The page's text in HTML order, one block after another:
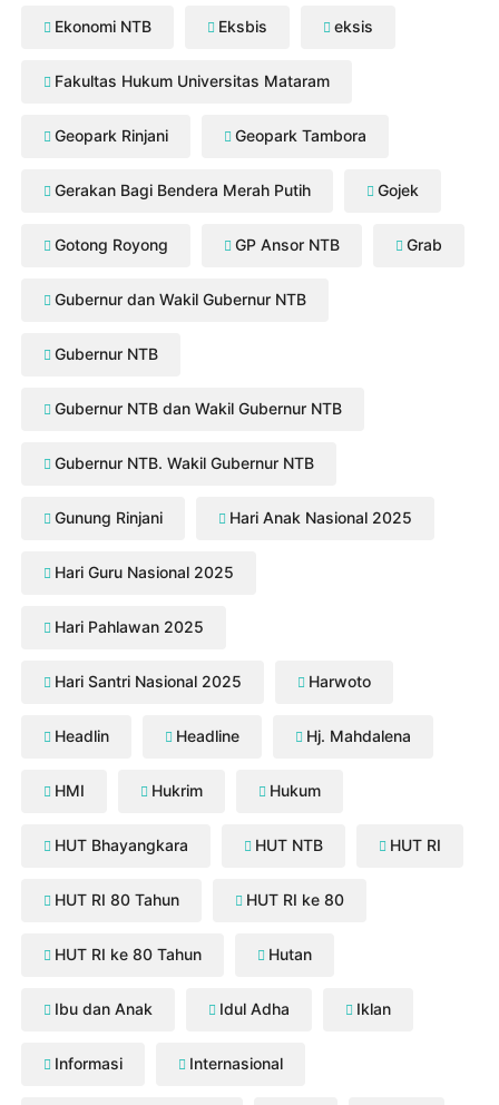
Ekonomi NTB Eksbis eksis
Fakultas Hukum Universitas Mataram
Geopark Rinjani Geopark Tambora
Gerakan Bagi Bendera Merah Putih Gojek
Gotong Royong GP Ansor NTB Grab
Gubernur dan Wakil Gubernur NTB
Gubernur NTB
Gubernur NTB dan Wakil Gubernur NTB
Gubernur NTB. Wakil Gubernur NTB
Gunung Rinjani Hari Anak Nasional 2025
Hari Guru Nasional 2025
Hari Pahlawan 2025
Hari Santri Nasional 2025 Harwoto
Headlin Headline Hj. Mahdalena
HMI Hukrim Hukum
HUT Bhayangkara HUT NTB HUT RI
HUT RI 80 Tahun HUT RI ke 80
HUT RI ke 80 Tahun Hutan
Ibu dan Anak Idul Adha Iklan
Informasi Internasional